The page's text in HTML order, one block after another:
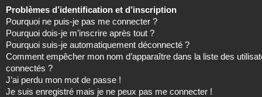
Problèmes d’identification et d’inscription
Pourquoi ne puis-je pas me connecter ?
Pourquoi dois-je m’inscrire après tout ?
Pourquoi suis-je automatiquement déconnecté ?
Comment empêcher mon nom d’apparaître dans la liste des
connectés ?
J’ai perdu mon mot de passe !
Je suis enregistré mais je ne peux pas me connecter !